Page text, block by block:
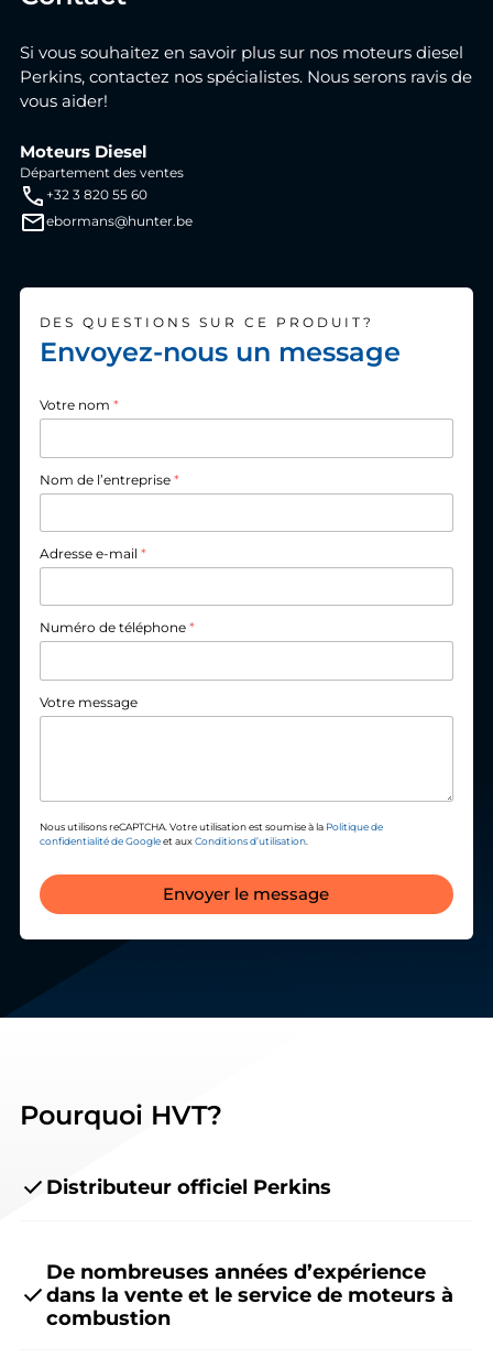
Si vous souhaitez en savoir plus sur nos moteurs diesel
Perkins, contactez nos spécialistes. Nous serons ravis de
vous aider!
Moteurs Diesel
Département des ventes
+32 3 820 55 60
ebormans@hunter.be
DES QUESTIONS SUR CE PRODUIT?
Envoyez-nous un message
Votre nom *
Nom de l’entreprise *
Adresse e-mail *
Numéro de téléphone *
Votre message
Nous utilisons reCAPTCHA. Votre utilisation est soumise à la Politique de
confidentialité de Googleet auxConditions d’utilisation.
Envoyer le message
Pourquoi HVT?
Distributeur officiel Perkins
De nombreuses années d’expérience
dans la vente et le service de moteurs à
combustion